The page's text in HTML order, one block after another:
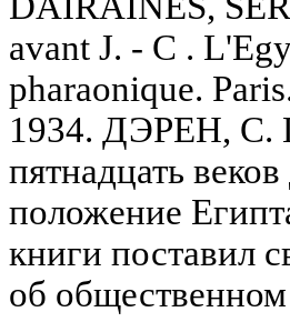
avant J. - C .
pharaonique.
1934. ДЭРЕН, С.
пятнадцать
положение
книги поставил
об